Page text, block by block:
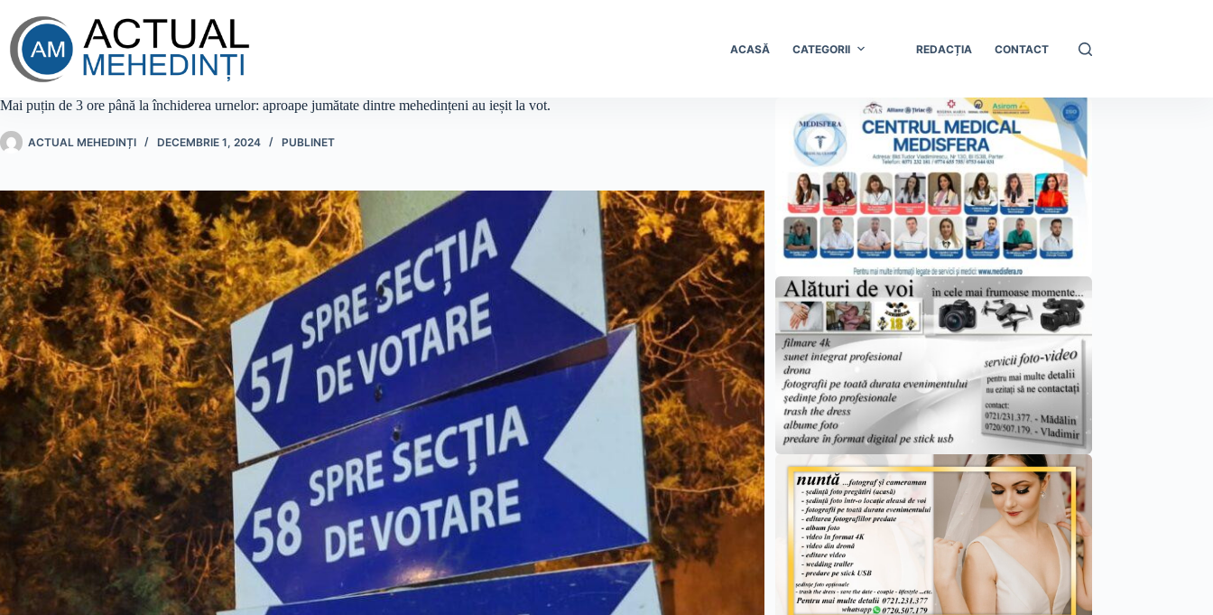
conținut
ACASĂ CATEGORII REDACȚIA CONTACT
Mai puțin de 3 ore până la închiderea urnelor: aproape jumătate dintre mehedințeni au ieșit la vot.
ACTUAL MEHEDINȚI DECEMBRIE 1, 2024 PUBLINET